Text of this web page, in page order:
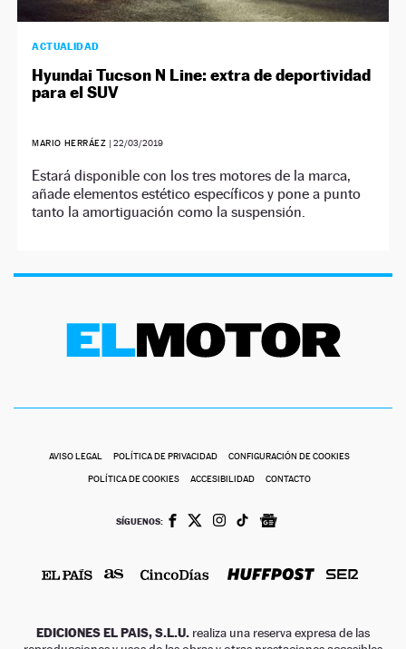
ACTUALIDAD
Hyundai Tucson N Line: extra de deportividad
para el SUV
MARIO HERRÁEZ | 22/03/2019
Estará disponible con los tres motores de la marca,
añade elementos estético específicos y pone a punto
tanto la amortiguación como la suspensión.
AVISO LEGAL POLÍTICA DE PRIVACIDAD CONFIGURACIÓN DE COOKIES
POLÍTICA DE COOKIES ACCESIBILIDAD CONTACTO
SÍGUENOS:
EDICIONES EL PAIS, S.L.U. realiza una reserva expresa de las